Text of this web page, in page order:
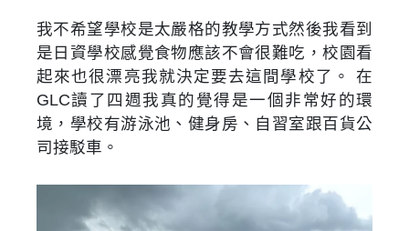
我不希望學校是太嚴格的教學方式然後我看到
是日資學校感覺食物應該不會很難吃，校園看
起來也很漂亮我就決定要去這間學校了。 在
GLC讀了四週我真的覺得是一個非常好的環
境，學校有游泳池、健身房、自習室跟百貨公
司接駁車。